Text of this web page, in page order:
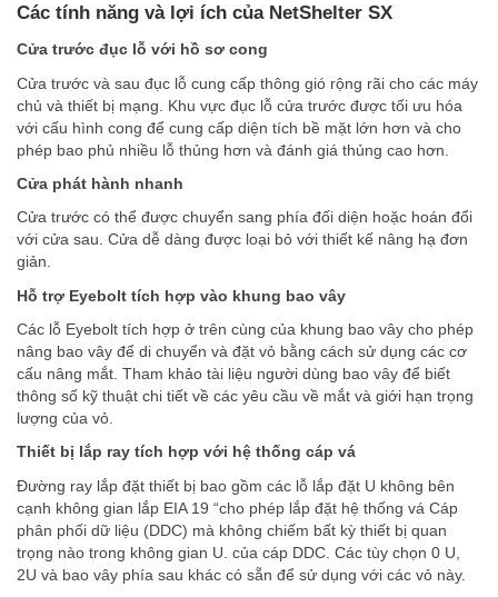
Các tính năng và lợi ích của NetShelter SX
Cửa trước đục lỗ với hồ sơ cong
Cửa trước và sau đục lỗ cung cấp thông gió rộng rãi cho các máy
chủ và thiết bị mạng. Khu vực đục lỗ cửa trước được tối ưu hóa
với cấu hình cong để cung cấp diện tích bề mặt lớn hơn và cho
phép bao phủ nhiều lỗ thủng hơn và đánh giá thủng cao hơn.
Cửa phát hành nhanh
Cửa trước có thể được chuyển sang phía đối diện hoặc hoán đổi
với cửa sau. Cửa dễ dàng được loại bỏ với thiết kế nâng hạ đơn
giản.
Hỗ trợ Eyebolt tích hợp vào khung bao vây
Các lỗ Eyebolt tích hợp ở trên cùng của khung bao vây cho phép
nâng bao vây để di chuyển và đặt vỏ bằng cách sử dụng các cơ
cấu nâng mắt. Tham khảo tài liệu người dùng bao vây để biết
thông số kỹ thuật chi tiết về các yêu cầu về mắt và giới hạn trọng
lượng của vỏ.
Thiết bị lắp ray tích hợp với hệ thống cáp vá
Đường ray lắp đặt thiết bị bao gồm các lỗ lắp đặt U không bên
cạnh không gian lắp EIA 19 “cho phép lắp đặt hệ thống vá Cáp
phân phối dữ liệu (DDC) mà không chiếm bất kỳ thiết bị quan
trọng nào trong không gian U. của cáp DDC. Các tùy chọn 0 U,
2U và bao vây phía sau khác có sẵn để sử dụng với các vỏ này.